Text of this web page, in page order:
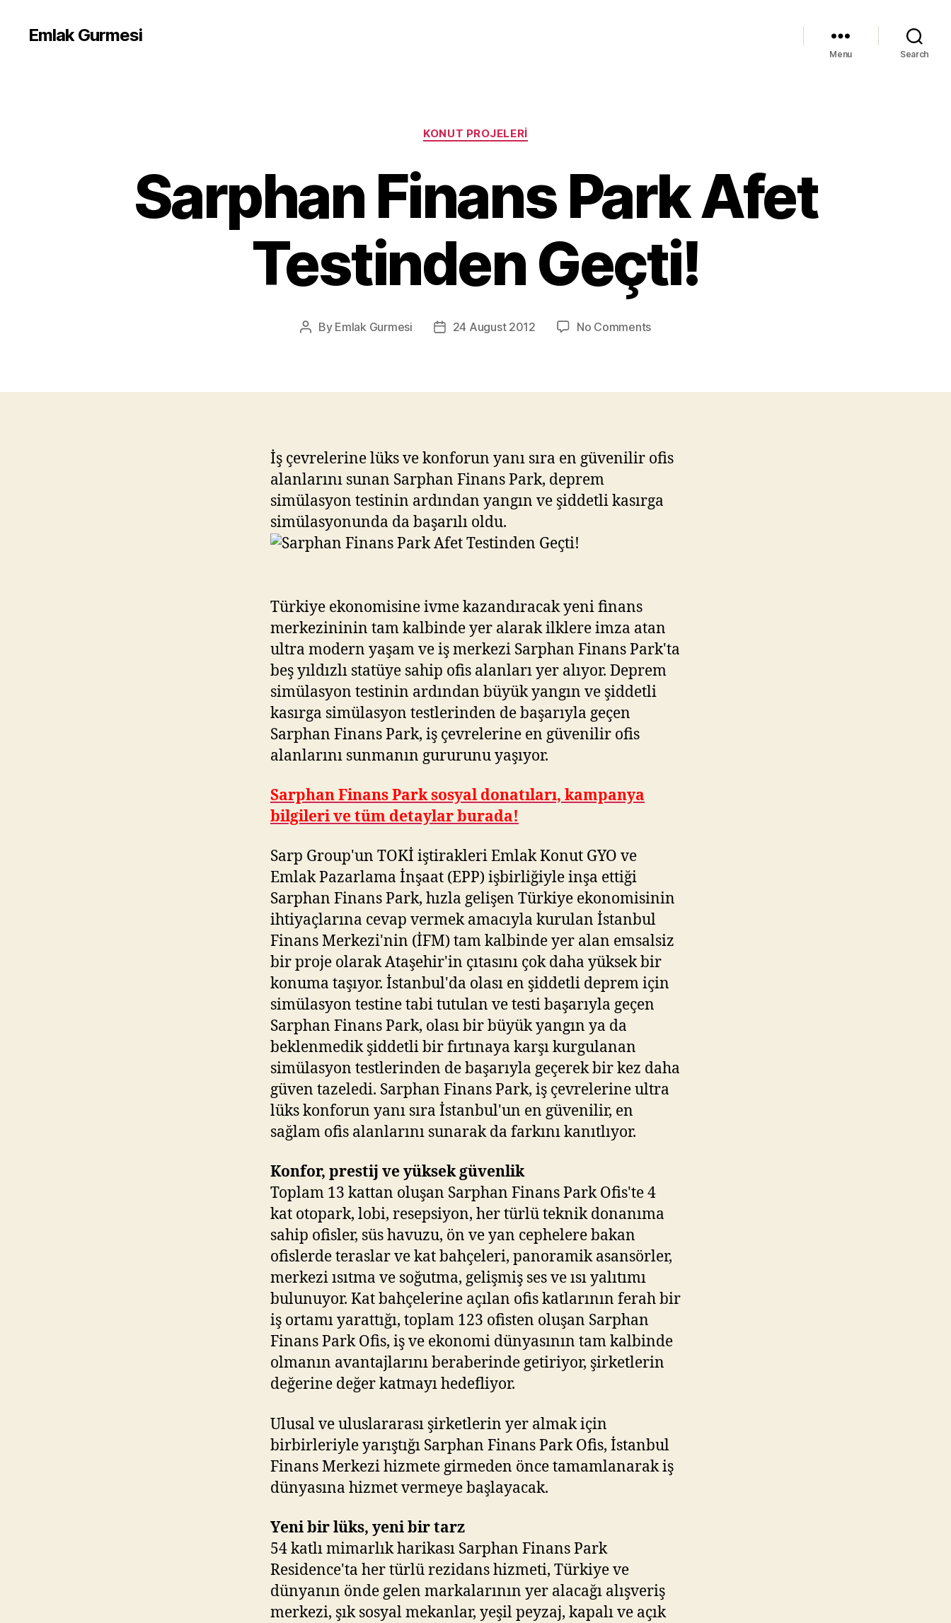
Emlak Gurmesi
Menu Search
Categories
KONUT PROJELERI
Sarphan Finans Park Afet
Testinden Geçti!
Post
By Emlak Gurmesi
Post24 August 2012 No Commentson
Afet
İş çevrelerine lüks ve konforun yanı sıra en güvenilir ofis
alanlarını sunan Sarphan Finans Park, deprem
simülasyon testinin ardından yangın ve şiddetli kasırga
simülasyonunda da başarılı oldu.
Türkiye ekonomisine ivme kazandıracak yeni finans
merkezininin tam kalbinde yer alarak ilklere imza atan
ultra modern yaşam ve iş merkezi Sarphan Finans Park'ta
beş yıldızlı statüye sahip ofis alanları yer alıyor. Deprem
simülasyon testinin ardından büyük yangın ve şiddetli
kasırga simülasyon testlerinden de başarıyla geçen
Sarphan Finans Park, iş çevrelerine en güvenilir ofis
alanlarını sunmanın gururunu yaşıyor.
Sarphan Finans Park sosyal donatıları, kampanya
bilgileri ve tüm detaylar burada!
Sarp Group'un TOKİ iştirakleri Emlak Konut GYO ve
Emlak Pazarlama İnşaat (EPP) işbirliğiyle inşa ettiği
Sarphan Finans Park, hızla gelişen Türkiye ekonomisinin
ihtiyaçlarına cevap vermek amacıyla kurulan İstanbul
Finans Merkezi'nin (İFM) tam kalbinde yer alan emsalsiz
bir proje olarak Ataşehir'in çıtasını çok daha yüksek bir
konuma taşıyor. İstanbul'da olası en şiddetli deprem için
simülasyon testine tabi tutulan ve testi başarıyla geçen
Sarphan Finans Park, olası bir büyük yangın ya da
beklenmedik şiddetli bir fırtınaya karşı kurgulanan
simülasyon testlerinden de başarıyla geçerek bir kez daha
güven tazeledi. Sarphan Finans Park, iş çevrelerine ultra
lüks konforun yanı sıra İstanbul'un en güvenilir, en
sağlam ofis alanlarını sunarak da farkını kanıtlıyor.
Konfor, prestij ve yüksek güvenlik
Toplam 13 kattan oluşan Sarphan Finans Park Ofis'te 4
kat otopark, lobi, resepsiyon, her türlü teknik donanıma
sahip ofisler, süs havuzu, ön ve yan cephelere bakan
ofislerde teraslar ve kat bahçeleri, panoramik asansörler,
merkezi ısıtma ve soğutma, gelişmiş ses ve ısı yalıtımı
bulunuyor. Kat bahçelerine açılan ofis katlarının ferah bir
iş ortamı yarattığı, toplam 123 ofisten oluşan Sarphan
Finans Park Ofis, iş ve ekonomi dünyasının tam kalbinde
olmanın avantajlarını beraberinde getiriyor, şirketlerin
değerine değer katmayı hedefliyor.
Ulusal ve uluslararası şirketlerin yer almak için
birbirleriyle yarıştığı Sarphan Finans Park Ofis, İstanbul
Finans Merkezi hizmete girmeden önce tamamlanarak iş
dünyasına hizmet vermeye başlayacak.
Yeni bir lüks, yeni bir tarz
54 katlı mimarlık harikası Sarphan Finans Park
Residence'ta her türlü rezidans hizmeti, Türkiye ve
dünyanın önde gelen markalarının yer alacağı alışveriş
merkezi, şık sosyal mekanlar, yeşil peyzaj, kapalı ve açık